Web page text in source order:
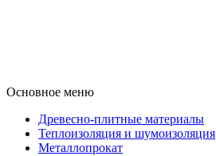
Основное меню
Древесно-плитные материалы
Теплоизоляция и шумоизоляция
Металлопрокат